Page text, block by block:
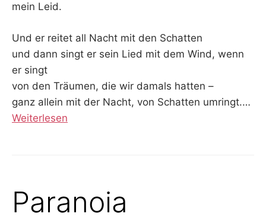
mein Leid.
Und er reitet all Nacht mit den Schatten
und dann singt er sein Lied mit dem Wind, wenn
er singt
von den Träumen, die wir damals hatten –
ganz allein mit der Nacht, von Schatten umringt.…
Weiterlesen
Paranoia